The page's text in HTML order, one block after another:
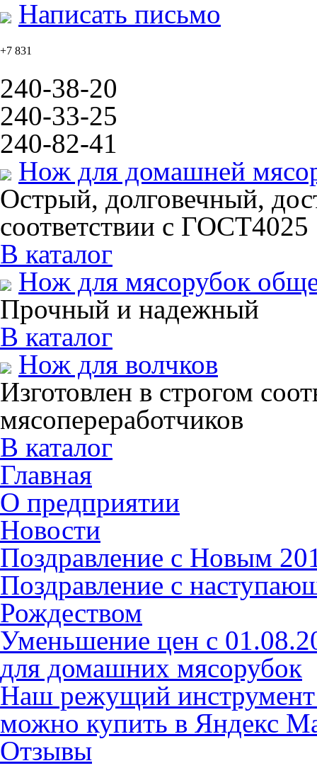
Написать письмо
+7 831
240-38-20
240-33-25
240-82-41
Нож для домашней
Острый, долговечный,
соответствии с ГОСТ4025
В каталог
Нож для мясорубок
Прочный и надежный
В каталог
Нож для волчков
Изготовлен в строгом
мясопереработчиков
В каталог
Главная
О предприятии
Новости
Поздравление с Новым
Поздравление с
Рождеством
Уменьшение цен с
для домашних мясорубок
Наш режущий
можно купить в Яндекс
Отзывы